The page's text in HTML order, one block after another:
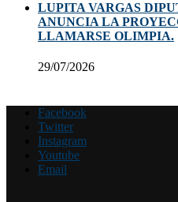
LUPITA VARGAS
ANUNCIA LA
LLAMARSE OLIMPIA.
29/07/2026
Facebook
Twitter
Instagram
Youtube
Email